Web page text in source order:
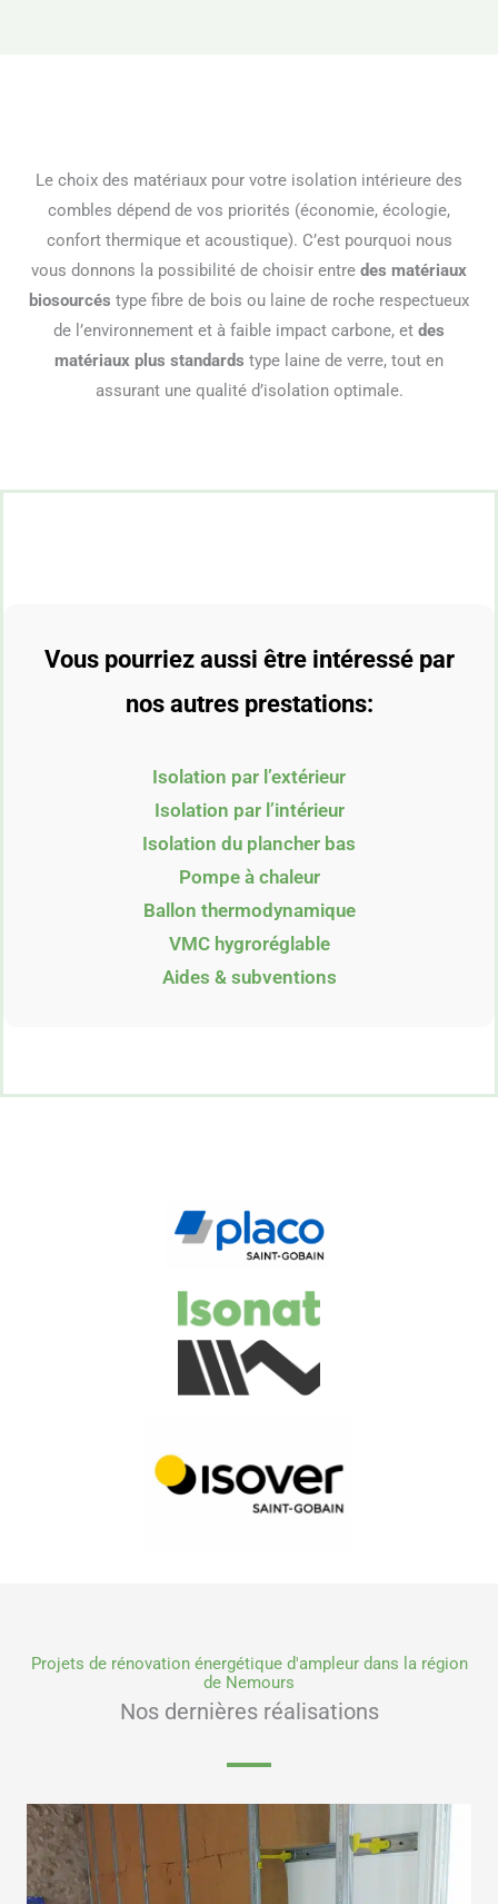
Le choix des matériaux pour votre isolation intérieure des
combles dépend de vos priorités (économie, écologie,
confort thermique et acoustique). C’est pourquoi nous
vous donnons la possibilité de choisir entre des matériaux
biosourcés type fibre de bois ou laine de roche respectueux
de l’environnement et à faible impact carbone, et des
matériaux plus standards type laine de verre, tout en
assurant une qualité d’isolation optimale.
Vous pourriez aussi être intéressé par
nos autres prestations:
Isolation par l’extérieur
Isolation par l’intérieur
Isolation du plancher bas
Pompe à chaleur
Ballon thermodynamique
VMC hygroréglable
Aides & subventions
Projets de rénovation énergétique d'ampleur dans la région
de Nemours
Nos dernières réalisations